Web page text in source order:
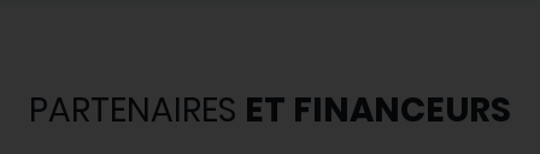
PARTENAIRES ET FINANCEURS